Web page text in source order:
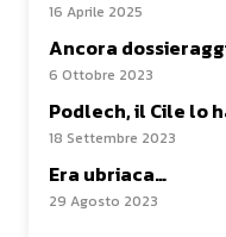
16 Aprile 2025
Ancora
6 Ottobre 2023
Podlech, il Cile lo
18 Settembre 2023
Era ubriaca…
29 Agosto 2023